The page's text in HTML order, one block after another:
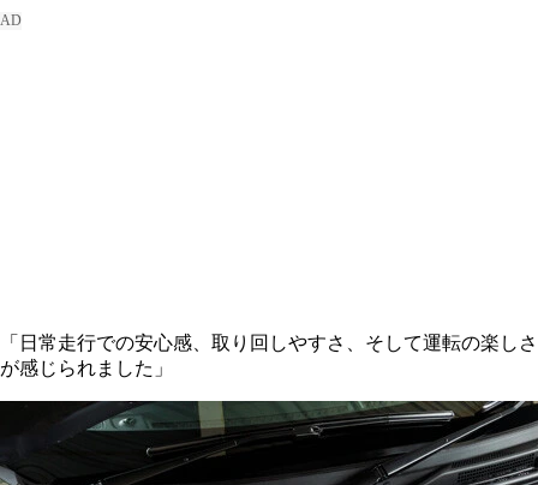
「日常走行での安心感、取り回しやすさ、そして運転の楽しさ
が感じられました」